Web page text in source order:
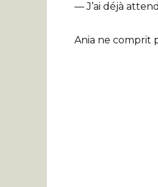
— J’ai déjà
Ania ne comprit